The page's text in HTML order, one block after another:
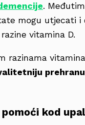
.
mogu utjecati i
vitamina D.
razinama
prehranu
kod